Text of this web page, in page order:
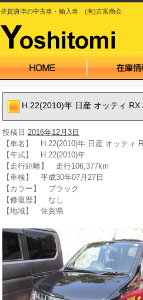
佐賀唐津の中古車・輸入車 (有)吉富商会
H.22(2010)年 日産 オッティ
投稿日 2016年12月3日
【車名】 H.22(2010)年 日産 オッティ
【年式】 H.22(2010)年
【走行距離】 走行106,377km
【車検】 平成30年07月27日
【カラー】 ブラック
【修復歴】 なし
【地域】 佐賀県